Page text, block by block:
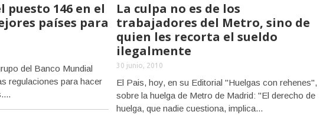
puesto 146 en el
países para
del Banco Mundial
regulaciones para hacer
La culpa no es de los
trabajadores del Metro, sino de
quien les recorta el sueldo
ilegalmente
30 junio, 2010
El Pais, hoy, en su Editorial "Huelgas con rehenes",
sobre la huelga de Metro de Madrid: "El derecho de
huelga, que nadie cuestiona, implica...